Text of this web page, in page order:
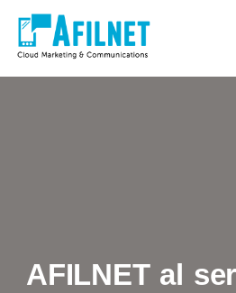
AFILNETal